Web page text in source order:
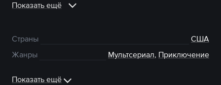
Показать ещё
Страны
США
Жанры
Мультсериал, Приключение
Показать ещё